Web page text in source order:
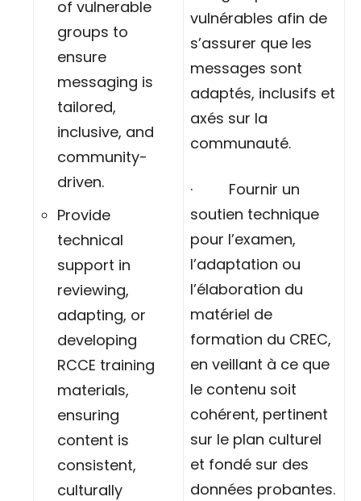
of vulnerable
groups to
ensure
messaging is
tailored,
inclusive, and
community-
driven.
Provide
technical
support in
reviewing,
adapting, or
developing
RCCE training
materials,
ensuring
content is
consistent,
culturally
vulnérables afin de
s’assurer que les
messages sont
adaptés, inclusifs et
axés sur la
communauté.
· Fournir un
soutien technique
pour l’examen,
l’adaptation ou
l’élaboration du
matériel de
formation du CREC,
en veillant à ce que
le contenu soit
cohérent, pertinent
sur le plan culturel
et fondé sur des
données probantes.